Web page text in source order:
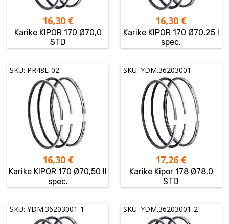
16,30 €
Karike KIPOR 170 Ø70,0
STD
16,30 €
Karike KIPOR 170 Ø70,25 I
spec.
SKU: PR48L-02
16,30 €
Karike KIPOR 170 Ø70,50 II
spec.
SKU: YDM.36203001
17,26 €
Karike Kipor 178 Ø78,0
STD
SKU: YDM.36203001-1 SKU: YDM.36203001-2